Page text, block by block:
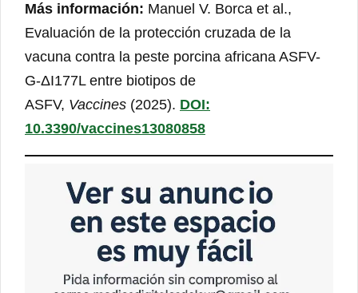
Más información: Manuel V. Borca et al.,
Evaluación de la protección cruzada de la
vacuna contra la peste porcina africana ASFV-
G-ΔI177L entre biotipos de
ASFV, Vaccines (2025). DOI:
10.3390/vaccines13080858